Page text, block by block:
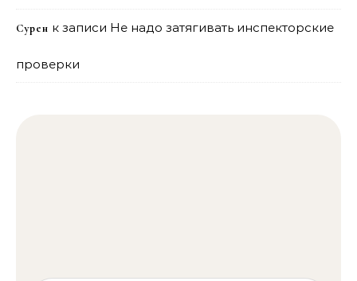
Сурен к записи Не надо затягивать инспекторские
проверки